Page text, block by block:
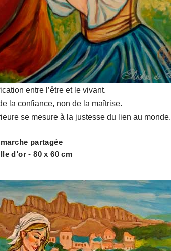
entre l’être et le vivant.
la confiance, non de la maîtrise.
se mesure à la justesse du lien au monde.
partagée
d’or - 80 x 60 cm